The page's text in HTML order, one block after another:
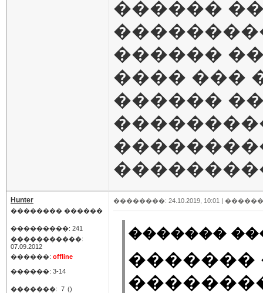
������
������
���� ���
������
Hunter
�������� ������
���������: 241
�����������:
07.09.2012
������: offline
������: 3-14
�������: 7 ()
��������: 24.10.2019, 10:01 |
�������
�������